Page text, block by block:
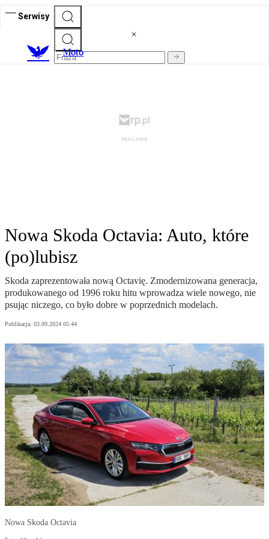
Serwisy
Moto
Nowa Skoda Octavia: Auto, które
(po)lubisz
Skoda zaprezentowała nową Octavię. Zmodernizowana generacja,
produkowanego od 1996 roku hitu wprowadza wiele nowego, nie
psując niczego, co było dobre w poprzednich modelach.
Publikacja: 03.09.2024 05:44
Nowa Skoda Octavia